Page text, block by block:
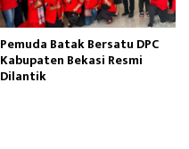
Pemuda Batak Bersatu DPC
Kabupaten Bekasi Resmi
Dilantik